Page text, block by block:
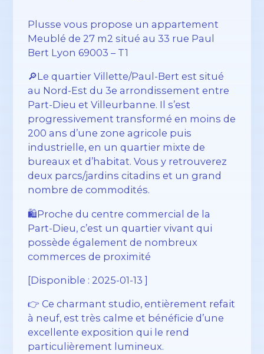
Plusse vous propose un appartement
Meublé de 27 m2 situé au 33 rue Paul
Bert Lyon 69003 – T1
🔎Le quartier Villette/Paul-Bert est situé
au Nord-Est du 3e arrondissement entre
Part-Dieu et Villeurbanne. Il s’est
progressivement transformé en moins de
200 ans d’une zone agricole puis
industrielle, en un quartier mixte de
bureaux et d’habitat. Vous y retrouverez
deux parcs/jardins citadins et un grand
nombre de commodités.
🛍️Proche du centre commercial de la
Part-Dieu, c’est un quartier vivant qui
possède également de nombreux
commerces de proximité
[Disponible : 2025-01-13 ]
👉 Ce charmant studio, entièrement refait
à neuf, est très calme et bénéficie d’une
excellente exposition qui le rend
particulièrement lumineux.